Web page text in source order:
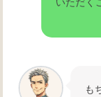
も